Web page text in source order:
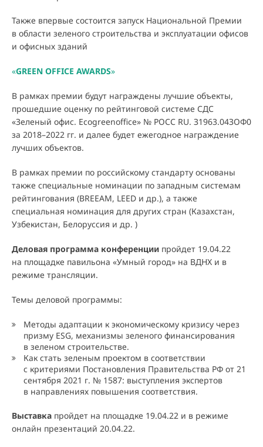
Также впервые состоится запуск Национальной Премии
в области зеленого строительства и эксплуатации офисов
и офисных зданий
«GREEN OFFICE AWARDS»
В рамках премии будут награждены лучшие объекты,
прошедшие оценку по рейтинговой системе СДС
«Зеленый офис. Ecogreenoffice» № РОСС RU. З1963.04ЗОФ0
за 2018–2022 гг. и далее будет ежегодное награждение
лучших объектов.
В рамках премии по российскому стандарту основаны
также специальные номинации по западным системам
рейтингования (BREEAM, LEED и др.), а также
специальная номинация для других стран (Казахстан,
Узбекистан, Белоруссия и др. )
Деловая программа конференции пройдет 19.04.22
на площадке павильона «Умный город» на ВДНХ и в
режиме трансляции.
Темы деловой программы:
Методы адаптации к экономическому кризису через
призму ESG, механизмы зеленого финансирования
в зеленом строительстве.
Как стать зеленым проектом в соответствии
с критериями Постановления Правительства РФ от 21
сентября 2021 г. № 1587: выступления экспертов
в направлениях повышения соответствия.
Выставка пройдет на площадке 19.04.22 и в режиме
онлайн презентаций 20.04.22.